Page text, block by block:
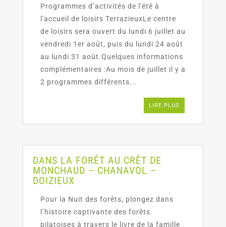
Programmes d’activités de l'été à
l'accueil de loisirs TerrazieuxLe centre
de loisirs sera ouvert du lundi 6 juillet au
vendredi 1er août, puis du lundi 24 août
au lundi 31 août.Quelques informations
complémentaires :Au mois de juillet il y a
2 programmes différents...
LIRE PLUS
DANS LA FORÊT AU CRÊT DE
MONCHAUD – CHANAVOL –
DOIZIEUX
Pour la Nuit des forêts, plongez dans
l’histoire captivante des forêts
pilatoises à travers le livre de la famille